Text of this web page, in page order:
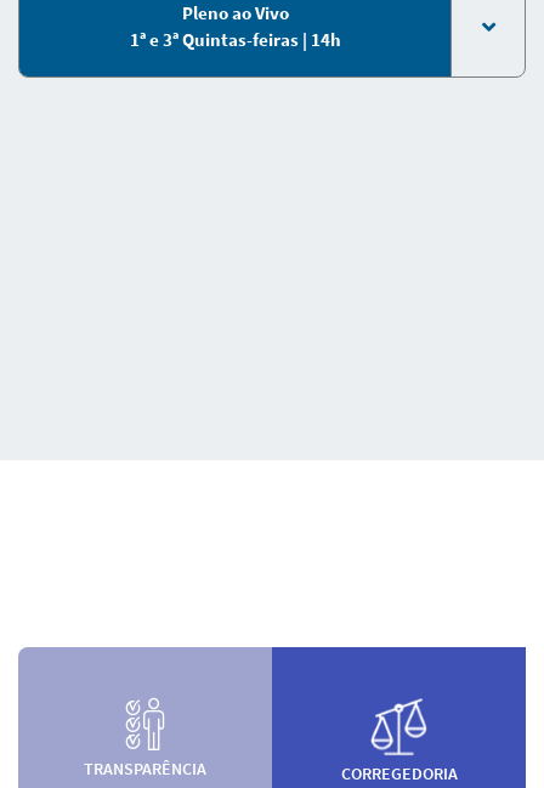
Pleno ao Vivo
1ª e 3ª Quintas-feiras | 14h
TRANSPARÊNCIA CORREGEDORIA